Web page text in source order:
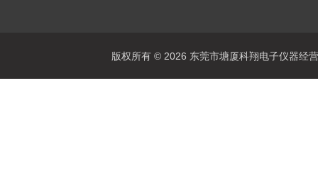
版权所有 © 2026 东莞市塘厦科翔电子仪器